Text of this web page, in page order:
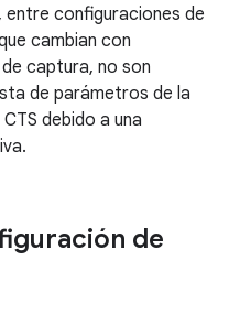
entre configuraciones de
cambian con
captura, no son
de parámetros de la
debido a una
de